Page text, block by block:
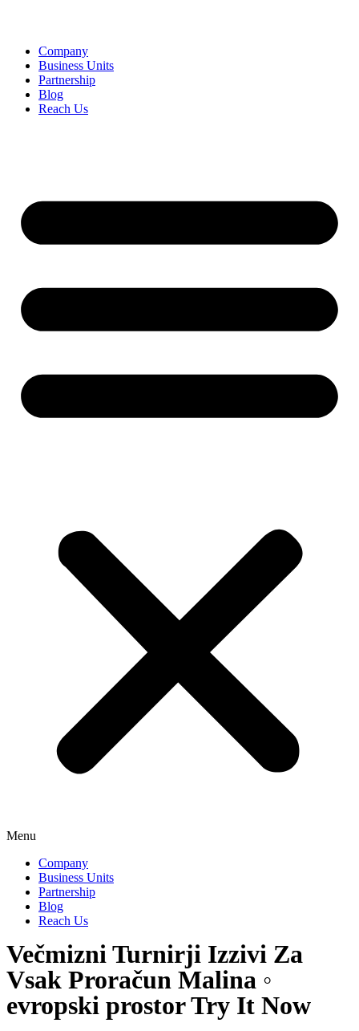
Company
Business Units
Partnership
Blog
Reach Us
Menu
Company
Business Units
Partnership
Blog
Reach Us
Večmizni Turnirji Izzivi Za
Vsak Proračun Malina ◦
evropski prostor Try It Now